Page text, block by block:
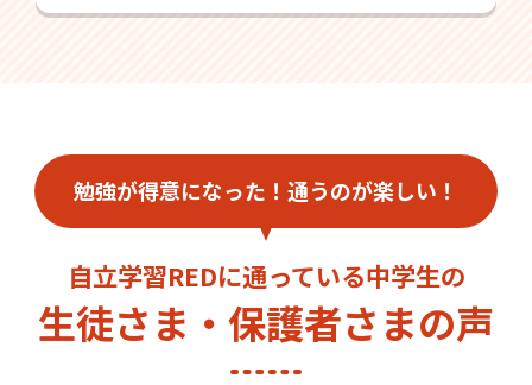
勉強が得意になった！通うのが楽しい！
自立学習REDに通っている中学生の
生徒さま・保護者さまの声